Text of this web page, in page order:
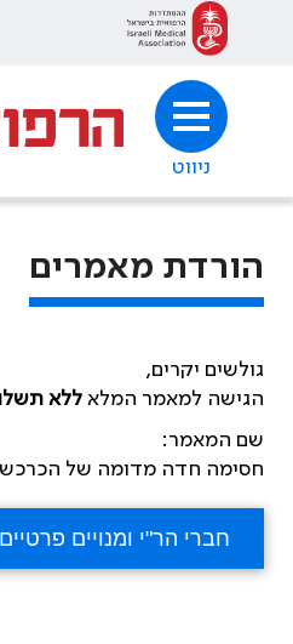
ניווט
הורדת מאמרים
גולשים יקרים,
הגישה למאמר המלאללא
שם המאמר:
חסימה חדה מדומה של